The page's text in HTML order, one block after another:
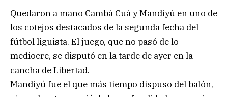
Quedaron a mano Cambá Cuá y Mandiyú en uno de
los cotejos destacados de la segunda fecha del
fútbol liguista. El juego, que no pasó de lo
mediocre, se disputó en la tarde de ayer en la
cancha de Libertad.
Mandiyú fue el que más tiempo dispuso del balón,